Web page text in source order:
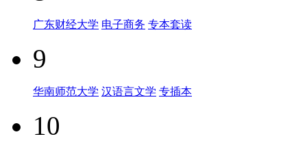
广东财经大学 电子商务 专本套读
9
华南师范大学 汉语言文学 专插本
10